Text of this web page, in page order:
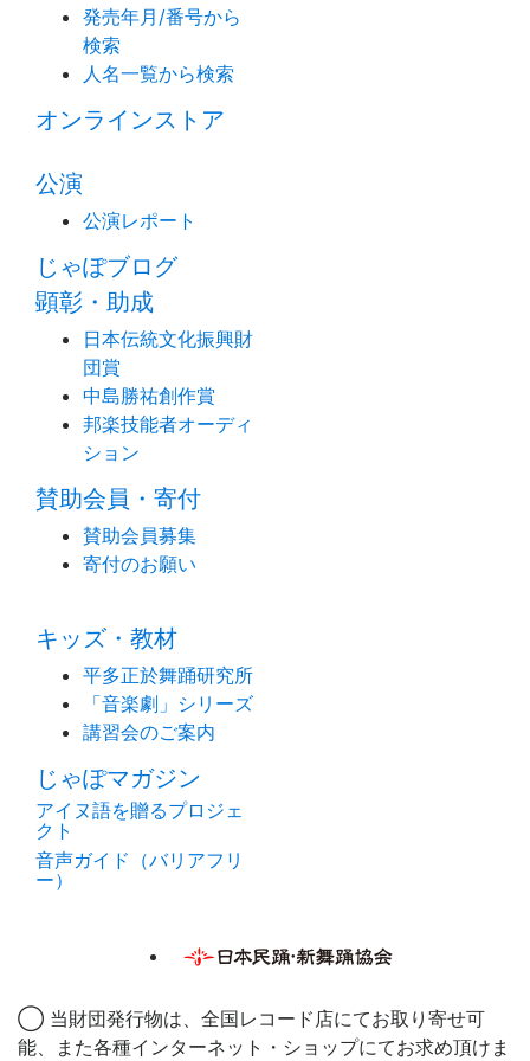
発売年月/番号から
検索
人名一覧から検索
オンラインストア
公演
公演レポート
じゃぽブログ
顕彰・助成
日本伝統文化振興財
団賞
中島勝祐創作賞
邦楽技能者オーディ
ション
賛助会員・寄付
賛助会員募集
寄付のお願い
キッズ・教材
平多正於舞踊研究所
「音楽劇」シリーズ
講習会のご案内
じゃぽマガジン
アイヌ語を贈るプロジェ
クト
音声ガイド（バリアフリ
ー）
◯ 当財団発行物は、全国レコード店にてお取り寄せ可
能、また各種インターネット・ショップにてお求め頂けま